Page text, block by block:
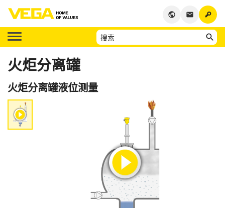
key
email
public
火炬分离罐
火炬分离罐液位测量